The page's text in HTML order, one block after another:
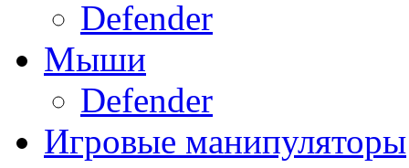
Defender
Мыши
Defender
Игровые манипуляторы